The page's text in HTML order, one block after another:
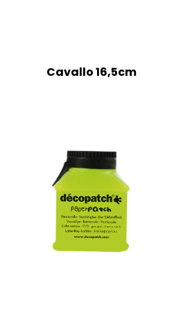
Cavallo 16,5cm